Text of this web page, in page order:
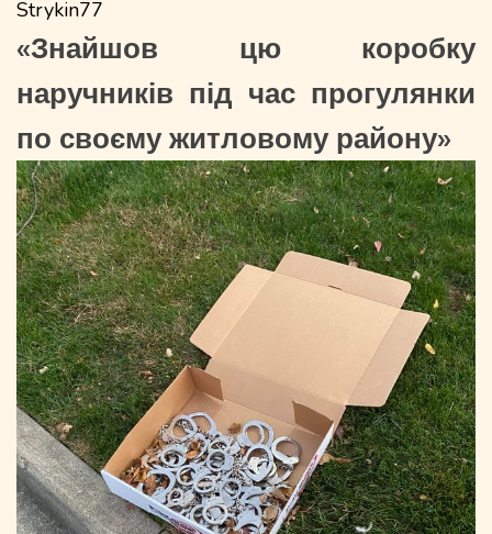
Strykin77
«Знайшов цю коробку
наручників під час прогулянки
по своєму житловому району»